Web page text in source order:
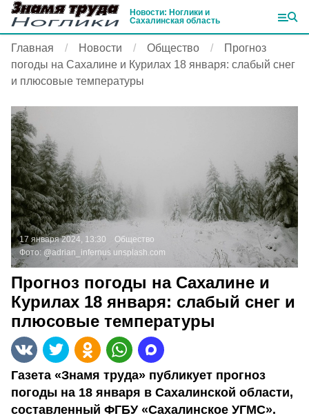
Новости: Ноглики и
Сахалинская область
Главная Новости Общество
Прогноз
погоды на Сахалине и Курилах 18 января: слабый снег
и плюсовые температуры
17 января 2024, 13:30
Общество
Фото:@adrian_infernus unsplash.com
Прогноз погоды на Сахалине и
Курилах 18 января: слабый снег и
плюсовые температуры
Газета «Знамя труда» публикует прогноз
погоды на 18 января в Сахалинской области,
составленный ФГБУ «Сахалинское УГМС».